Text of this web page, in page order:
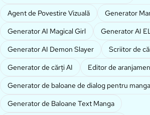
Agent de Povestire Vizuală
Generator
Generator AI Magical Girl
Generator AI
Generator AI Demon Slayer
Scriitor de
Generator de cărți AI
Editor de
Generator de baloane de dialog pentru manga
Generator de Baloane Text Manga